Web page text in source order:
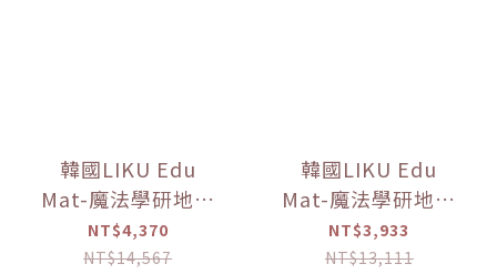
韓國LIKU Edu
Mat-魔法學研地墊
(240*140公分)
【優惠限定】(點讀
NT$4,370
NT$14,567
韓國LIKU Edu
Mat-魔法學研地墊
(100公分*140公分)
【優惠限定】(點讀
NT$3,933
NT$13,111